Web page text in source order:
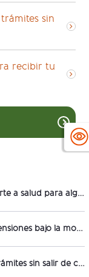
sin
recibir tu
¿Sabías que bajó el porcentaje de aporte a salud para algunos pensionados?
Mecanismo especial de pago de las pensiones bajo la modalidad de retiro Programado
Por el bienestar de todos realiza tus trámites sin salir de casa